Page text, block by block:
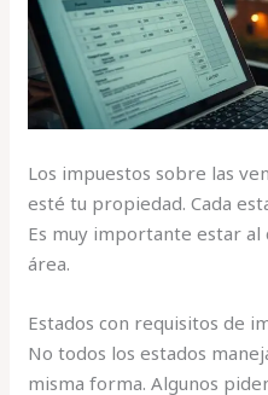
Los impuestos sobre las
esté tu propiedad. Cada
Es muy importante estar al
área.
Estados con requisitos de
No todos los estados
misma forma. Algunos